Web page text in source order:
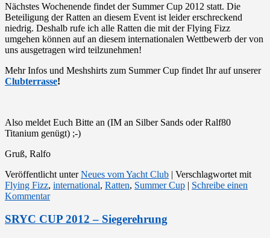
Nächstes Wochenende findet der Summer Cup 2012 statt. Die
Beteiligung der Ratten an diesem Event ist leider erschreckend
niedrig. Deshalb rufe ich alle Ratten die mit der Flying Fizz
umgehen können auf an diesem internationalen Wettbewerb der von
uns ausgetragen wird teilzunehmen!
Mehr Infos und Meshshirts zum Summer Cup findet Ihr auf unserer
Clubterrasse!
Also meldet Euch Bitte an (IM an Silber Sands oder Ralf80
Titanium genügt) ;-)
Gruß, Ralfo
Veröffentlicht unter Neues vom Yacht Club | Verschlagwortet mit
Flying Fizz, international, Ratten, Summer Cup | Schreibe einen
Kommentar
SRYC CUP 2012 – Siegerehrung